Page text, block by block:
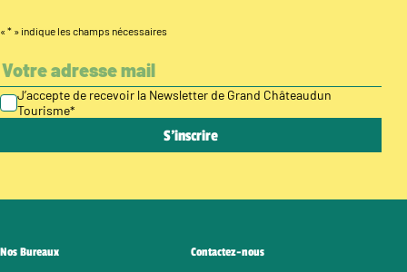
« * » indique les champs nécessaires
J’accepte de recevoir la Newsletter de Grand Châteaudun
Tourisme*
Nos Bureaux Contactez-nous